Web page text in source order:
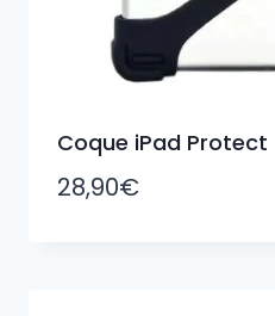
Coque iPad Protect
28,90€